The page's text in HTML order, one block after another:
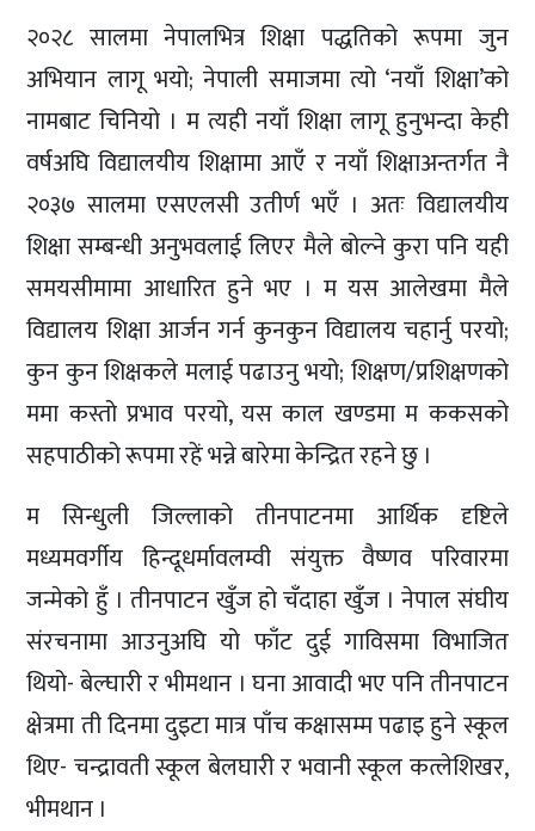
२०२८ सालमा नेपालभित्र शिक्षा पद्धतिको रूपमा जुन
अभियान लागू भयो; नेपाली समाजमा त्यो ‘नयाँ शिक्षा’को
नामबाट चिनियो । म त्यही नयाँ शिक्षा लागू हुनुभन्दा केही
वर्षअघि विद्यालयीय शिक्षामा आएँ र नयाँ शिक्षाअन्तर्गत नै
२०३७ सालमा एसएलसी उतीर्ण भएँ । अतः विद्यालयीय
शिक्षा सम्बन्धी अनुभवलाई लिएर मैले बोल्ने कुरा पनि यही
समयसीमामा आधारित हुने भए । म यस आलेखमा मैले
विद्यालय शिक्षा आर्जन गर्न कुनकुन विद्यालय चहार्नु परयो;
कुन कुन शिक्षकले मलाई पढाउनु भयो; शिक्षण/प्रशिक्षणको
ममा कस्तो प्रभाव परयो, यस काल खण्डमा म ककसको
सहपाठीको रूपमा रहें भन्ने बारेमा केन्द्रित रहने छु ।
म सिन्धुली जिल्लाको तीनपाटनमा आर्थिक दृष्टिले
मध्यमवर्गीय हिन्दूधर्मावलम्वी संयुक्त वैष्णव परिवारमा
जन्मेको हुँ । तीनपाटन खुँज हो चँदाहा खुँज । नेपाल संघीय
संरचनामा आउनुअघि यो फाँट दुई गाविसमा विभाजित
थियो- बेल्घारी र भीमथान । घना आवादी भए पनि तीनपाटन
क्षेत्रमा ती दिनमा दुइटा मात्र पाँच कक्षासम्म पढाइ हुने स्कूल
थिए- चन्द्रावती स्कूल बेलघारी र भवानी स्कूल कत्लेशिखर,
भीमथान ।